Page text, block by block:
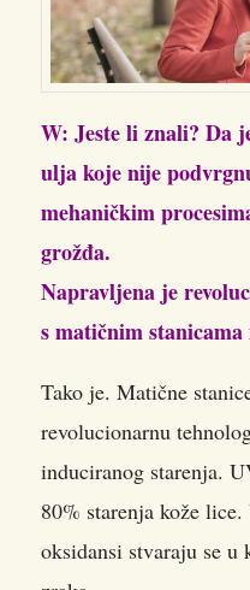
W: Jeste li znali? Da
ulja koje nije
mehaničkim
grožđa.
Napravljena je
s matičnim
Tako je. Matične
revolucionarnu
induciranog starenja.
80% starenja kože
oksidansi stvaraju se